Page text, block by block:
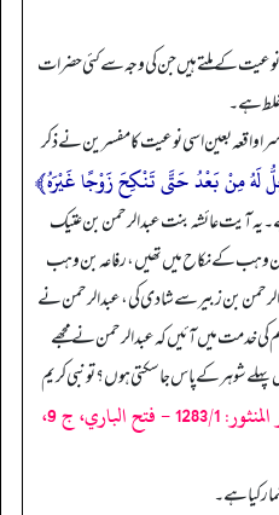
کے ملتے ہیں جن کی وجہ سے کئی حضرات
ہے۔
واقعہ بعین اسی نوعیت کا مفسرین نے ذکر
لَهُ مِنْ بَعْدُ حَتَّى تَنْكِحَ زَوْجًا غَيْرَهُ﴾
یہ آیت عائشہ بنت عبد الرحمن بن عتیک
بن وہب کے نکاح میں تھیں، رفاعہ بن وہب
بن زبیر سے شادی کی، عبدالرحمن نے
کی خدمت میں آئیں کہ عبدالرحمن نے مجھے
شوہر کے پاس جا سکتی ہوں؟ تو نبی کریم
[الدر المنثور: 1283/1 - فتح الباري، ج 9،
کیا ہے۔